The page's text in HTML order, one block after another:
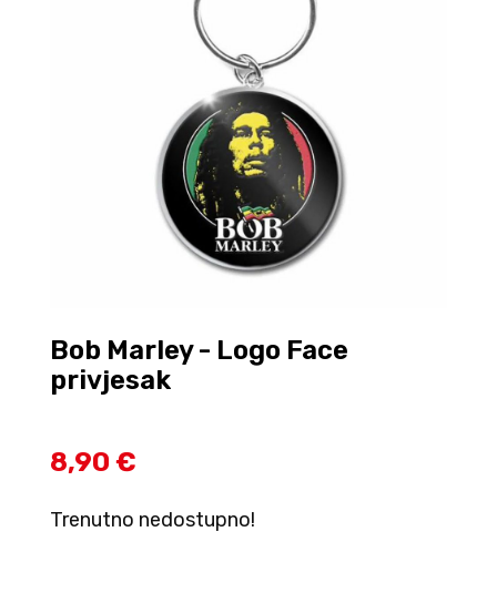
Bob Marley - Logo Face
privjesak
8,90 €
Trenutno nedostupno!